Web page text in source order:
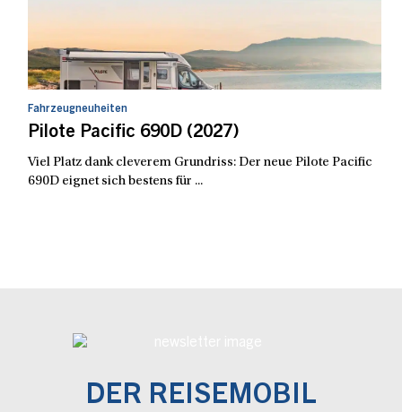
Fahrzeugneuheiten
Pilote Pacific 690D (2027)
Viel Platz dank cleverem Grundriss: Der neue Pilote Pacific
690D eignet sich bestens für ...
DER REISEMOBIL